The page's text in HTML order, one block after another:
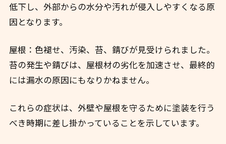
低下し、外部からの水分や汚れが侵入しやすくなる原
因となります。
屋根：色褪せ、汚染、苔、錆びが見受けられました。
苔の発生や錆びは、屋根材の劣化を加速させ、最終的
には漏水の原因にもなりかねません。
これらの症状は、外壁や屋根を守るために塗装を行う
べき時期に差し掛かっていることを示しています。